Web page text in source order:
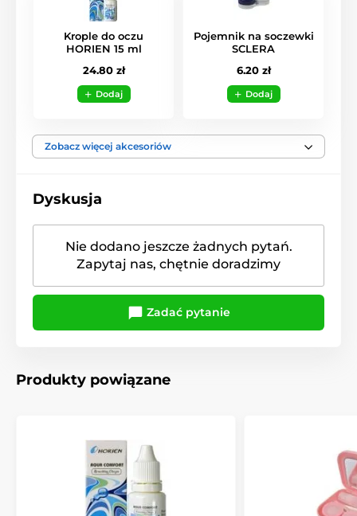
Krople do oczu
HORIEN 15 ml
24.80 zł
Dodaj
Pojemnik na soczewki
SCLERA
6.20 zł
Dodaj
Zobacz więcej akcesoriów
Dyskusja
Nie dodano jeszcze żadnych pytań.
Zapytaj nas, chętnie doradzimy
Zadać pytanie
Produkty powiązane